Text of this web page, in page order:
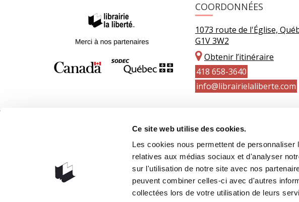
Ce site web utilise des cookies.
Les cookies nous permettent de
relatives aux médias sociaux et d'analyser
sur l'utilisation de notre site avec nos
peuvent combiner celles-ci avec d'autres
collectées lors de votre utilisation de leurs
COORDONNÉES
1073 route de l'Église,
G1V 3W2
Obtenir l’itinéraire
418 658-3640
info@librairielaliberte.com